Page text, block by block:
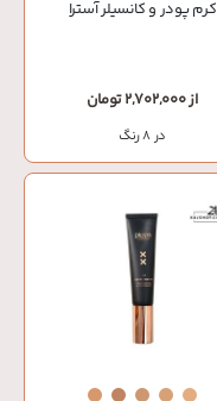
کرم پودر و کانسیلر آسترا
از 2,702,000 تومان
در 8 رنگ